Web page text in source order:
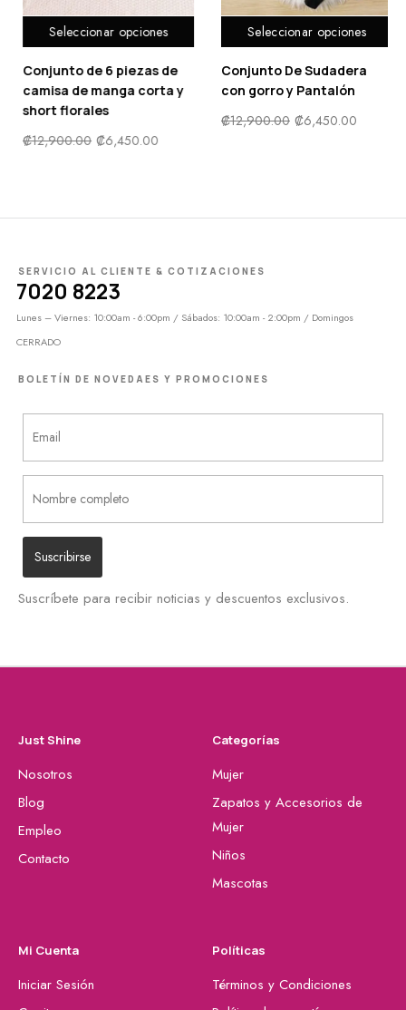
Seleccionar opciones
Conjunto De Sudadera
con gorro y Pantalón
₡12,900.00 ₡
Seleccionar opciones
Traje de baño de una
pieza con falda y
estampado floral
SERVICIO AL CLIENTE & COTIZACIONES
7020 8223
Lunes – Viernes: 10:00am - 6:00pm / Sábados: 10:00am - 2:00pm / Domingos
CERRADO
BOLETÍN DE NOVEDAES Y PROMOCIONES
Suscríbete para recibir noticias y descuentos exclusivos.
Just Shine
Nosotros
Blog
Empleo
Contacto
Categorías
Mujer
Zapatos y Accesorios de
Mujer
Niños
Mascotas
Mi Cuenta
Iniciar Sesión
Políticas
Términos y Condiciones